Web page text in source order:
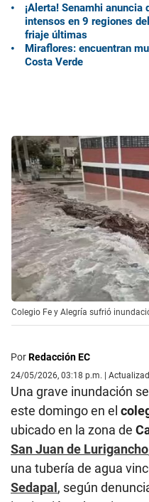
¡Alerta! Senamhi
intensos en 9 regiones
friaje últimas
Miraflores: encuentran
Costa Verde
Colegio Fe y Alegría sufrió
PorRedacción EC
24/05/2026, 03:18 p.m. |
Una grave inundación
este domingo en el
ubicado en la zona de
San Juan de Lurigancho
una tubería de agua
Sedapal , según